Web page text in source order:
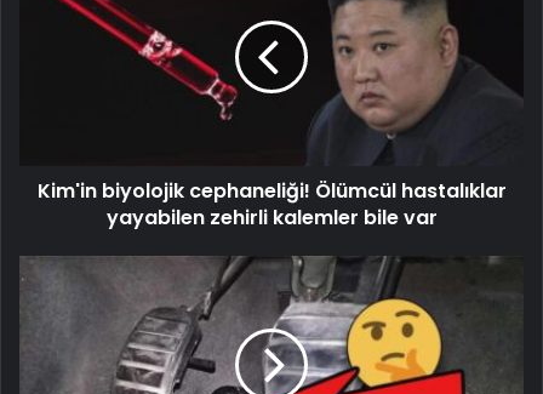
Kim'in biyolojik cephaneliği! Ölümcül hastalıklar
yayabilen zehirli kalemler bile var